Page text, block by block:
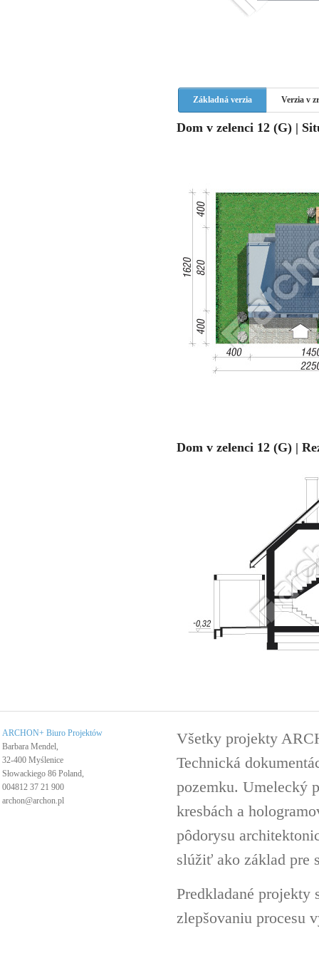
Základná verzia Verzia v
Dom v zelenci 12 (G) |
Dom v zelenci 12 (G) |
ARCHON+ Biuro Projektów
Barbara Mendel,
32-400 Myślenice
Słowackiego 86 Poland,
004812 37 21 900
archon@archon.pl
Všetky projekty
Technická
pozemku. Umelecký
kresbách a
pôdorysu
slúžiť ako základ pre
Predkladané
zlepšovaniu procesu